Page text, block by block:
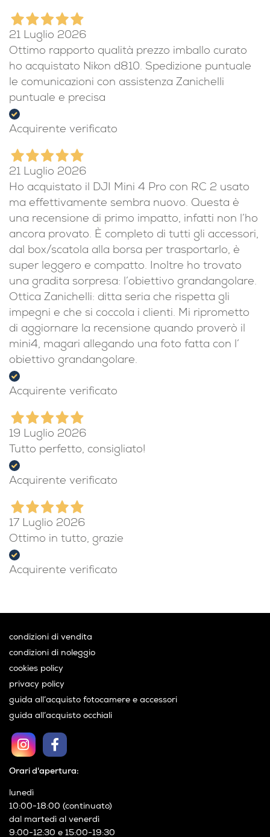
21 Luglio 2026
Ottimo rapporto qualità prezzo imballo curato
ho acquistato Nikon d810. Spedizione puntuale
le comunicazioni con assistenza Zanichelli
puntuale e precisa
Acquirente verificato
21 Luglio 2026
Ho acquistato il DJI Mini 4 Pro con RC 2 usato
ma effettivamente sembra nuovo. Questa è
una recensione di primo impatto, infatti non l’ho
ancora provato. È completo di tutti gli accessori,
dal box/scatola alla borsa per trasportarlo, è
super leggero e compatto. Inoltre ho trovato
una gradita sorpresa: l’obiettivo grandangolare.
Ottica Zanichelli: ditta seria che rispetta gli
impegni e che si coccola i clienti. Mi riprometto
di aggiornare la recensione quando proverò il
mini4, magari allegando una foto fatta con l’
obiettivo grandangolare.
Acquirente verificato
19 Luglio 2026
Tutto perfetto, consigliato!
Acquirente verificato
17 Luglio 2026
Ottimo in tutto, grazie
Acquirente verificato
Orari d'apertura:
lunedì
10:00-18:00 (continuato)
dal martedì al venerdì
9:00-12:30 e 15:00-19:30
condizioni di vendita
condizioni di noleggio
cookies policy
privacy policy
guida all’acquisto fotocamere e accessori
guida all’acquisto occhiali